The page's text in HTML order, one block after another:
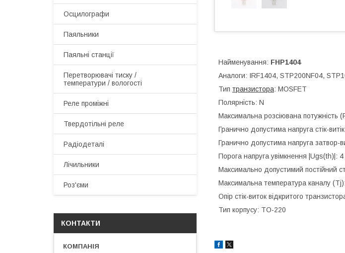
Найменування: FHP1404
Аналоги: IRF1404, STP200NF04,
Тип транзистора: MOSFET
Полярність: N
Максимальна розсіювана потужність
Гранично допустима напруга стік-
Гранично допустима напруга затвор-
Порога напруга увімкнення |Ugs(th)|: 4
Максимально допустимий постійний
Максимальна температура каналу
Опір стік-виток відкритого
Тип корпусу: TO-220
Осцилографи
Паяльники
Паяльні станції
Перетворювачі тиску /
температури / вологості
Реле проміжні
Твердотільні реле
Радіодеталі
Лічильники
Роз'єми
КОНТАКТИ